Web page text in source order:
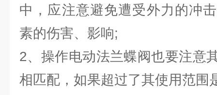
中，应注意避免遭受外力的冲
素的伤害、影响;
2、操作电动法兰蝶阀也要注意
相匹配，如果超过了其使用范围